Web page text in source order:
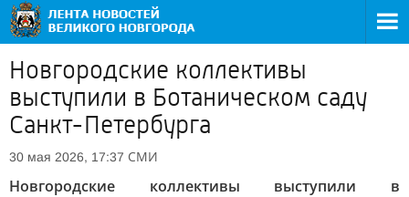
Новгородские коллективы
выступили в Ботаническом саду
Санкт-Петербурга
30 мая 2026, 17:37 СМИ
Новгородские коллективы выступили в